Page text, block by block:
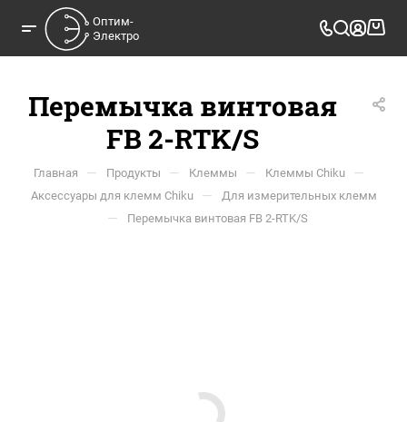
Оптим-
Электро
Перемычка винтовая
FB 2-RTK/S
Главная — Продукты — Клеммы — Клеммы Chiku —
Аксессуары для клемм Chiku — Для измерительных клемм
— Перемычка винтовая FB 2-RTK/S